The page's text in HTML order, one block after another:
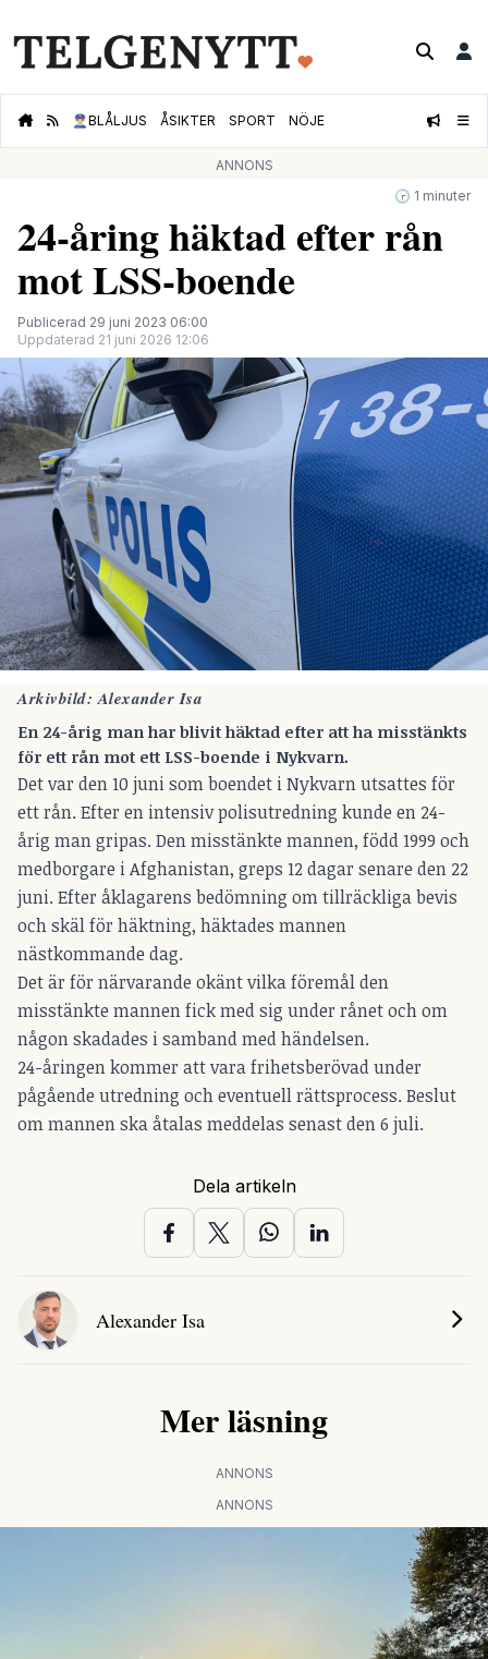
👮🏻‍♂️BLÅLJUS ÅSIKTER SPORT NÖJE
ANNONS
🕝 1 minuter
24-åring häktad efter rån
mot LSS-boende
Publicerad 29 juni 2023 06:00
Uppdaterad 21 juni 2026 12:06
Arkivbild: Alexander Isa
En 24-årig man har blivit häktad efter att ha misstänkts
för ett rån mot ett LSS-boende i Nykvarn.
Det var den 10 juni som boendet i Nykvarn utsattes för
ett rån. Efter en intensiv polisutredning kunde en 24-
årig man gripas. Den misstänkte mannen, född 1999 och
medborgare i Afghanistan, greps 12 dagar senare den 22
juni. Efter åklagarens bedömning om tillräckliga bevis
och skäl för häktning, häktades mannen
nästkommande dag.
Det är för närvarande okänt vilka föremål den
misstänkte mannen fick med sig under rånet och om
någon skadades i samband med händelsen.
24-åringen kommer att vara frihetsberövad under
pågående utredning och eventuell rättsprocess. Beslut
om mannen ska åtalas meddelas senast den 6 juli.
Dela artikeln
Alexander Isa
Mer läsning
ANNONS
ANNONS